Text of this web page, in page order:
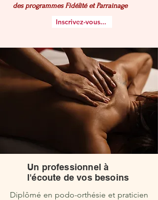
des programmes Fidélité et Parrainage
Inscrivez-vous...
Un professionnel à
l'écoute de vos besoins
Diplômé en podo-orthésie et praticien